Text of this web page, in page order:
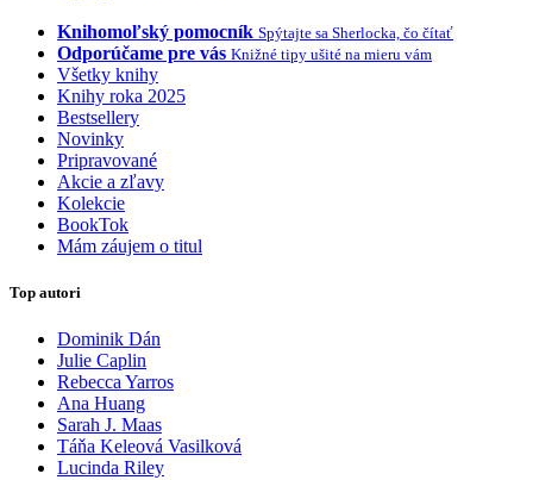
Knihomoľský pomocník Spýtajte sa Sherlocka, čo čítať
Odporúčame pre vás Knižné tipy ušité na mieru vám
Všetky knihy
Knihy roka 2025
Bestsellery
Novinky
Pripravované
Akcie a zľavy
Kolekcie
BookTok
Mám záujem o titul
Top autori
Dominik Dán
Julie Caplin
Rebecca Yarros
Ana Huang
Sarah J. Maas
Táňa Keleová Vasilková
Lucinda Riley